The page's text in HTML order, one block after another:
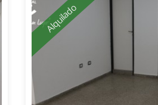
Alquilado